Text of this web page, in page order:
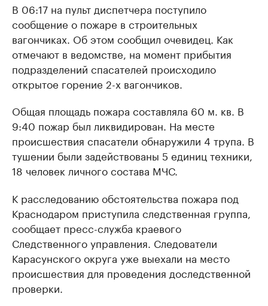
В 06:17 на пульт диспетчера поступило
сообщение о пожаре в строительных
вагончиках. Об этом сообщил очевидец. Как
отмечают в ведомстве, на момент прибытия
подразделений спасателей происходило
открытое горение 2-х вагончиков.
Общая площадь пожара составляла 60 м. кв. В
9:40 пожар был ликвидирован. На месте
происшествия спасатели обнаружили 4 трупа. В
тушении были задействованы 5 единиц техники,
18 человек личного состава МЧС.
К расследованию обстоятельства пожара под
Краснодаром приступила следственная группа,
сообщает пресс-служба краевого
Следственного управления. Следователи
Карасунского округа уже выехали на место
происшествия для проведения доследственной
проверки.